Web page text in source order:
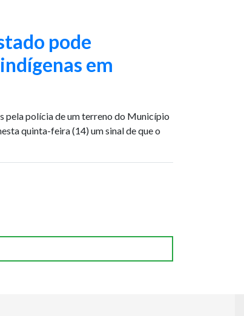
pode
em
pela polícia de um terreno do Município
quinta-feira (14) um sinal de que o